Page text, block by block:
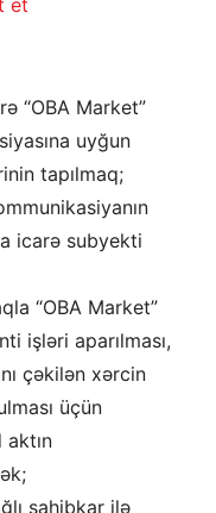
et
“OBA Market”
uyğun
tapılmaq;
icarə subyekti
“OBA Market”
işləri aparılması,
çəkilən xərcin
üçün
sahibkar ilə